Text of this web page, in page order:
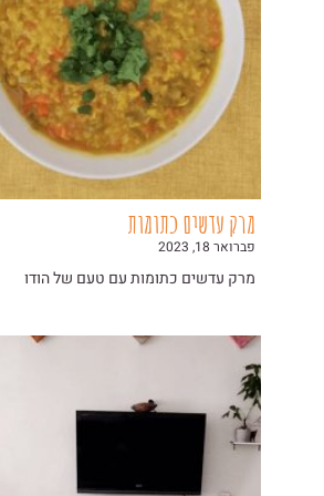
מרק עדשים כתומות
פברואר 18, 2023
מרק עדשים כתומות עם טעם של הודו